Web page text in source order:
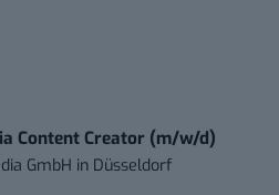
Content Creator (m/w/d)
GmbH in Düsseldorf